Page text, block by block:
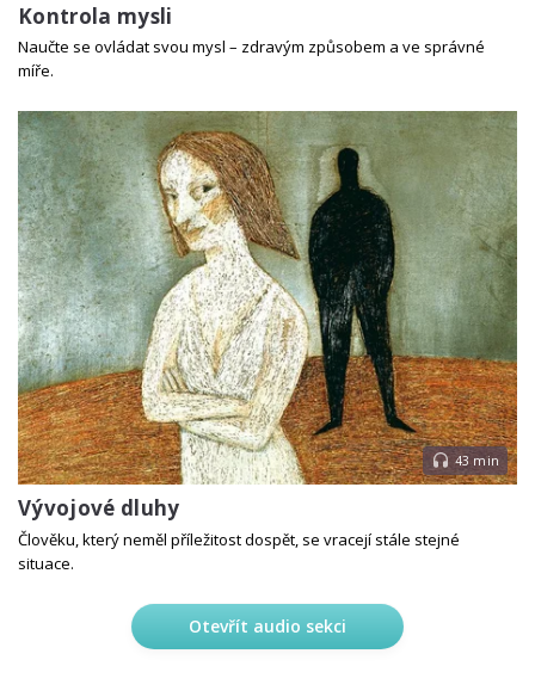
Kontrola mysli
Naučte se ovládat svou mysl – zdravým způsobem a ve správné
míře.
43 min
Vývojové dluhy
Člověku, který neměl příležitost dospět, se vracejí stále stejné
situace.
Otevřít audio sekci